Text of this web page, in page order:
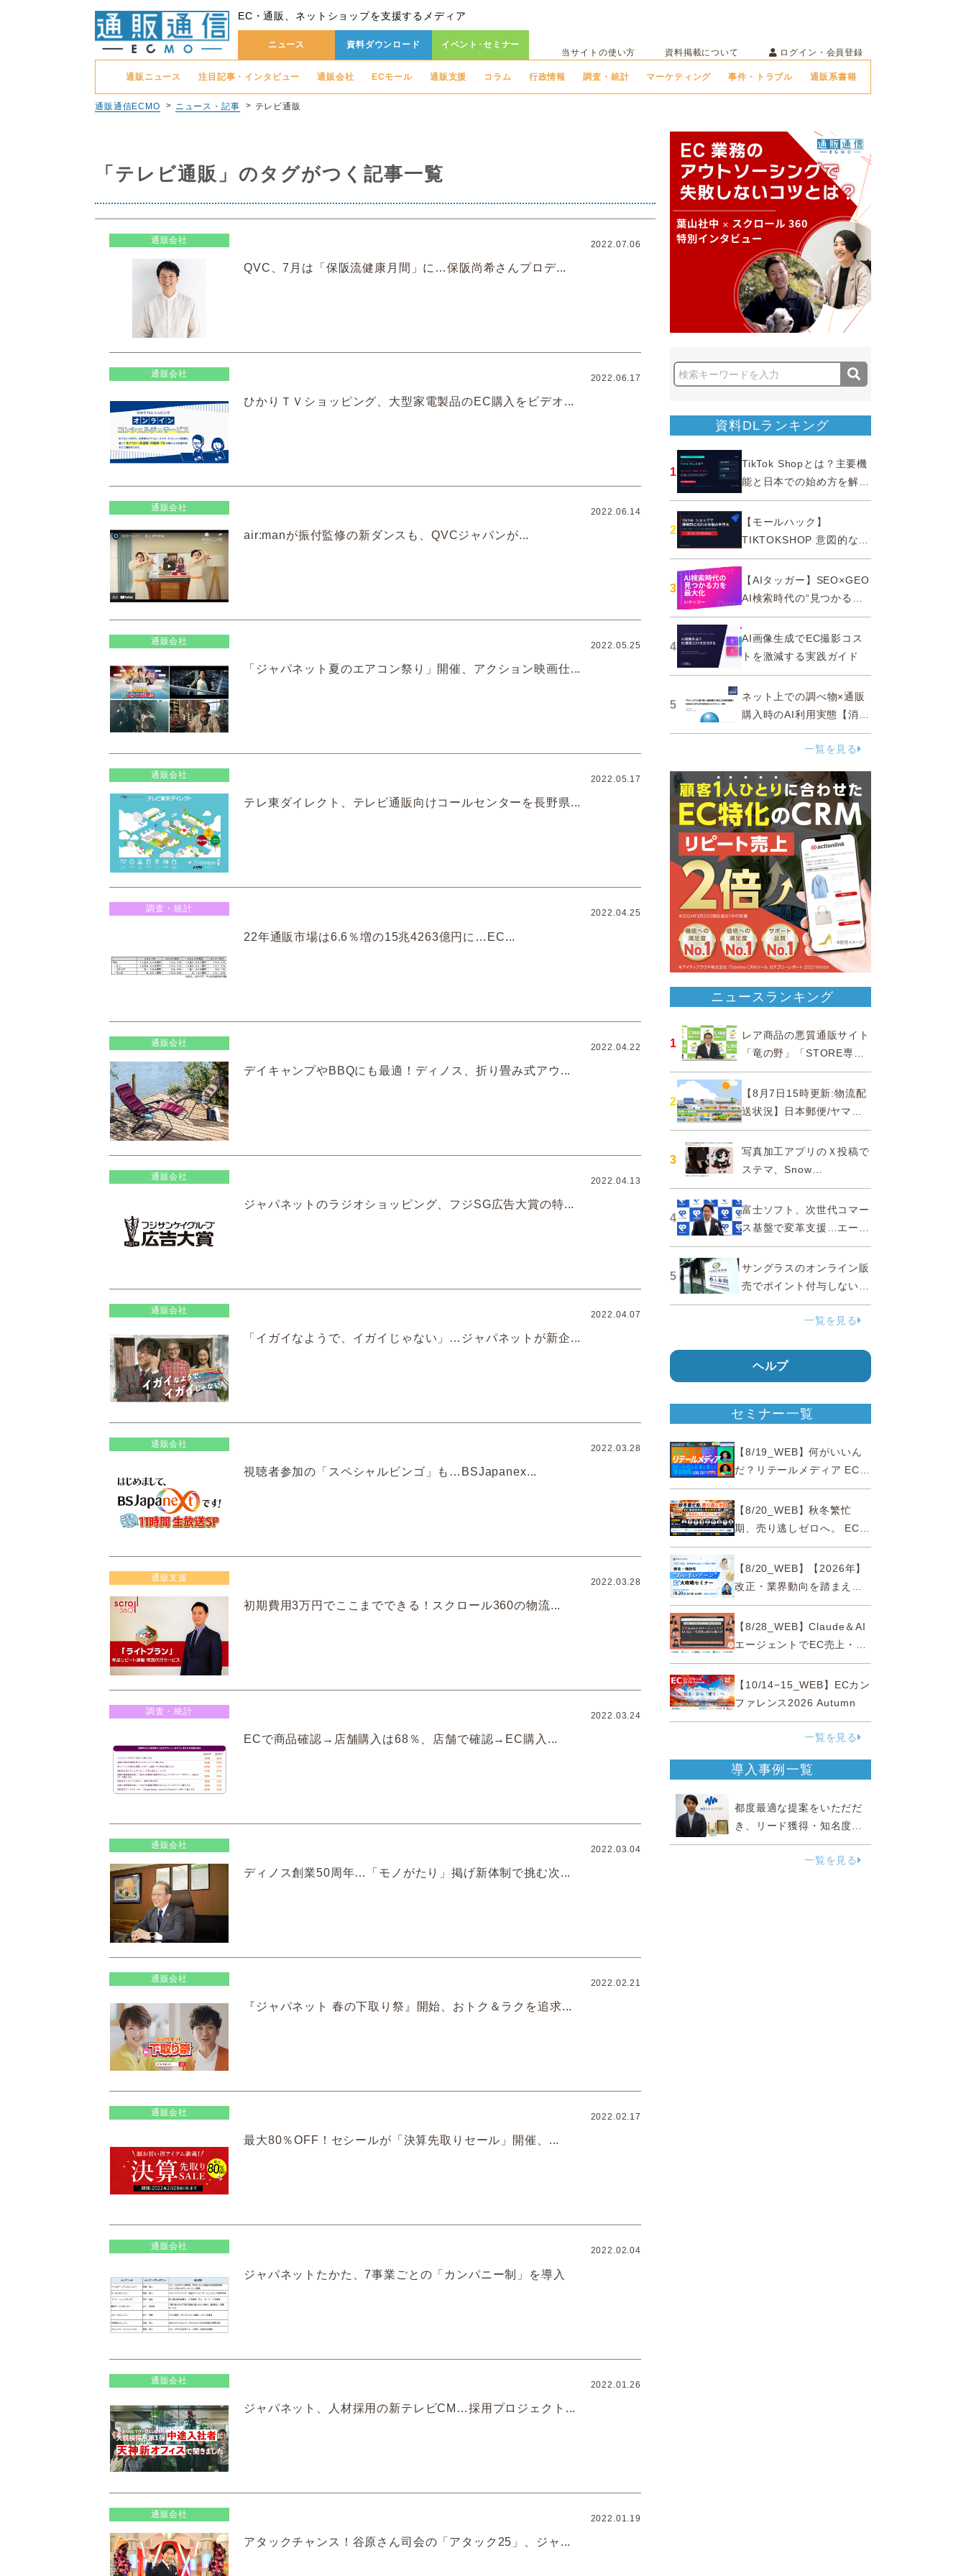
EC・通販、ネットショップを支援するメディア
ニュース 資料ダウンロード イベント･セミナー
当サイトの使い方 資料掲載について ログイン・会員登録
通販ニュース 注目記事・インタビュー 通販会社 ECモール 通販支援 コラム 行政情報 調査・統計 マーケティング 事件・トラブル 通販系書籍
通販通信ECMO ニュース・記事 テレビ通販
「テレビ通販」のタグがつく記事一覧
通販会社 2022.07.06
QVC、7月は「保阪流健康月間」に…保阪尚希さんプロデ...
通販会社 2022.06.17
ひかりＴＶショッピング、大型家電製品のEC購入をビデオ...
通販会社 2022.06.14
air:manが振付監修の新ダンスも、QVCジャパンが...
通販会社 2022.05.25
「ジャパネット夏のエアコン祭り」開催、アクション映画仕...
通販会社 2022.05.17
テレ東ダイレクト、テレビ通販向けコールセンターを長野県...
調査・統計 2022.04.25
22年通販市場は6.6％増の15兆4263億円に…EC...
通販会社 2022.04.22
デイキャンプやBBQにも最適！ディノス、折り畳み式アウ...
通販会社 2022.04.13
ジャパネットのラジオショッピング、フジSG広告大賞の特...
通販会社 2022.04.07
「イガイなようで、イガイじゃない」…ジャパネットが新企...
通販会社 2022.03.28
視聴者参加の「スペシャルビンゴ」も…BSJapanex...
通販支援 2022.03.28
初期費用3万円でここまでできる！スクロール360の物流...
調査・統計 2022.03.24
ECで商品確認→店舗購入は68％、店舗で確認→EC購入...
通販会社 2022.03.04
ディノス創業50周年…「モノがたり」掲げ新体制で挑む次...
通販会社 2022.02.21
『ジャパネット 春の下取り祭』開始、おトク＆ラクを追求...
通販会社 2022.02.17
最大80％OFF！セシールが「決算先取りセール」開催、...
通販会社 2022.02.04
ジャパネットたかた、7事業ごとの「カンパニー制」を導入
通販会社 2022.01.26
ジャパネット、人材採用の新テレビCM…採用プロジェクト...
通販会社 2022.01.19
アタックチャンス！谷原さん司会の「アタック25」、ジャ...
資料DLランキング
1
TikTok Shopとは？主要機
能と日本での始め方を解説
｜公式認定パートナー
2
【モールハック】
TIKTOKSHOP 意図的なバ
ズを生む法則
3
【AIタッガー】SEO×GEO
AI検索時代の“見つかる
力”を最大化
4
AI画像生成でEC撮影コス
トを激減する実践ガイド
5
ネット上での調べ物×通販
購入時のAI利用実態【消費
者調査 2025】
一覧を見る
ニュースランキング
1
レア商品の悪質通販サイト
「竜の野」「STORE専門
ショップ」などに注意…消
費者庁
2
【8月7日15時更新:物流配
送状況】日本郵便/ヤマト
運輸/佐川急便/西濃運輸/福
山通運
3
写真加工アプリのＸ投稿で
ステマ、Snow
Corporationと日本法人に
措置命令
4
富士ソフト、次世代コマー
ス基盤で変革支援…エージ
ェンティックコマースに対
応
5
サングラスのオンライン販
売でポイント付与しないよ
う要請、ルックスオティカ
ジャパンが確約手続
一覧を見る
ヘルプ
セミナー一覧
【8/19_WEB】何がいいん
だ？リテールメディア EC・
小売の未来を変える事業戦
略【8/20_WEB】秋冬繁忙
期、売り逃しゼロへ。 EC運
営効率化と機会損失を防ぐ
『直前チェックポイント』
【8/20_WEB】【2026年】
改正・業界動向を踏まえて
事例で理解 健食・機能
性“あいまいゾーン”大攻略セ
ミナー
【8/28_WEB】Claude＆AI
エージェントでEC売上・生
産性の両方を爆上げ ～ただ
使うだけじゃない！&qu...
【10/14−15_WEB】ECカン
ファレンス2026 Autumn
一覧を見る
導入事例一覧
都度最適な提案をいただだ
き、リード獲得・知名度向
上に効果実感
一覧を見る